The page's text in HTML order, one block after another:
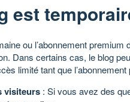
est
ou l’abonnement
Dans certains cas, le blog
limité tant que
visiteurs : Si vous avez des